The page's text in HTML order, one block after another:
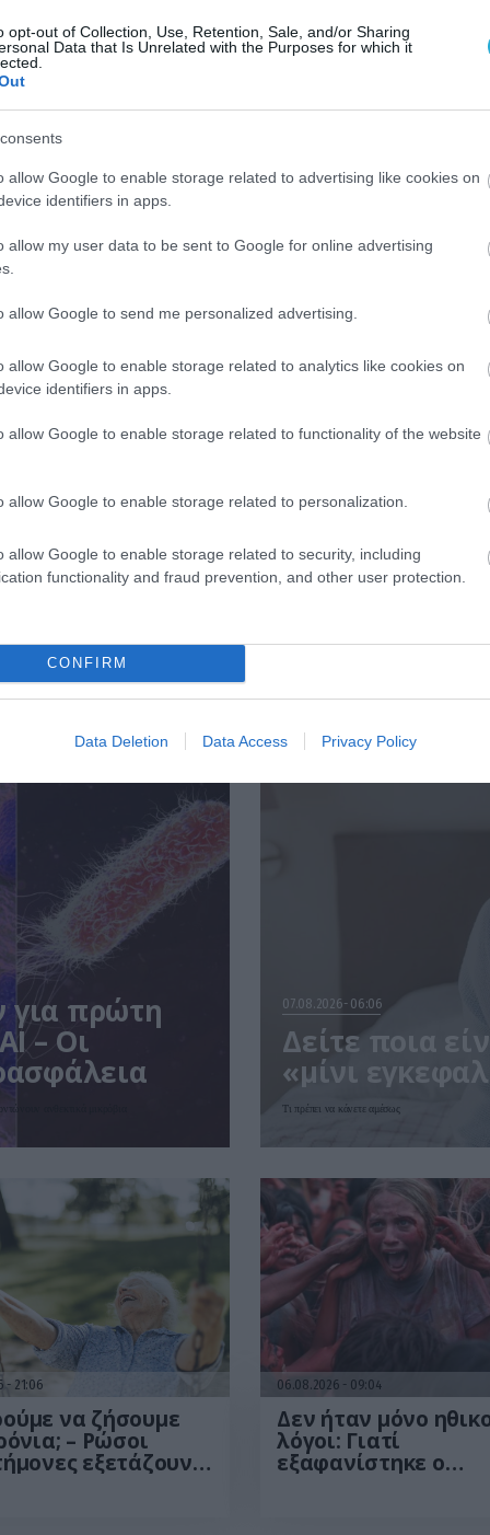
opt-out of Collection, Use, Retention, Sale, and/or Sharing
Data that Is Unrelated with the Purposes for which it
allow Google to enable storage related to advertising like cookies on
identifiers in apps.
allow my user data to be sent to Google for online advertising
allow Google to send me personalized advertising.
allow Google to enable storage related to analytics like cookies on
identifiers in apps.
allow Google to enable storage related to functionality of the website
allow Google to enable storage related to personalization.
allow Google to enable storage related to security, including
functionality and fraud prevention, and other user protection.
CONFIRM
Data Deletion Data Access Privacy Policy
για πρώτη
– Οι
ανθεκτικά μικρόβια
07.08.2026 06:06
Δείτε ποια
«μίνι
Τι πρέπει να κάνετε αμέσως
21:06
να ζήσουμε
– Ρώσοι
εξετάζουν
06.08.2026 09:04
Δεν ήταν μόνο
λόγοι: Γιατί
εξαφανίστηκε ο